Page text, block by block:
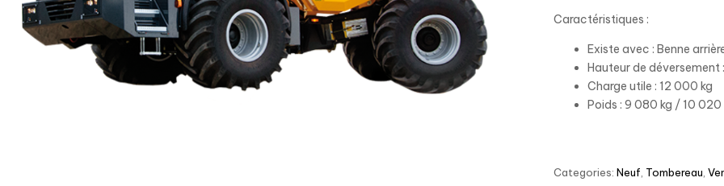
Caractéristiques :
Existe avec : Benne
Hauteur de
Charge utile : 12 000 kg
Poids : 9 080 kg / 10 020
Categories: Neuf Tombereau